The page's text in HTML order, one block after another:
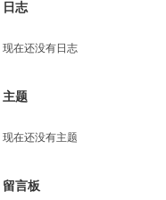
日志
现在还没有日志
主题
现在还没有主题
留言板